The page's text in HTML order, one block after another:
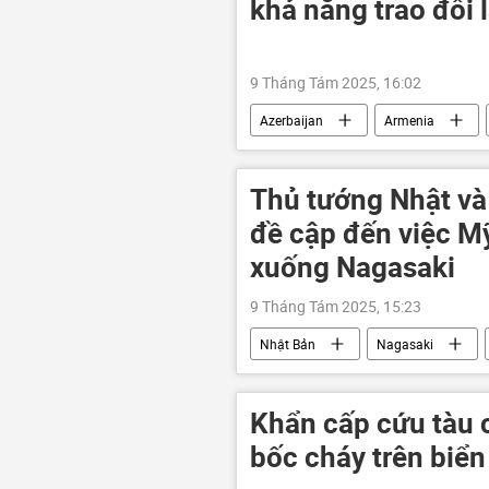
khả năng trao đổi
9 Tháng Tám 2025, 16:02
Azerbaijan
Armenia
Nagorno-Karabakh
Liên Xô
Thủ tướng Nhật
đề cập đến việc
xuống Nagasaki
9 Tháng Tám 2025, 15:23
Nhật Bản
Nagasaki
Liên Hợp Quốc
Chính trị
Khẩn cấp cứu tàu
bốc cháy trên biển